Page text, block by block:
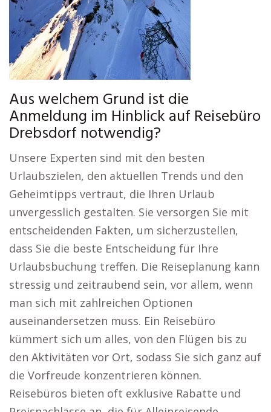
Aus welchem Grund ist die
Anmeldung im Hinblick auf Reisebüro
Drebsdorf notwendig?
Unsere Experten sind mit den besten
Urlaubszielen, den aktuellen Trends und den
Geheimtipps vertraut, die Ihren Urlaub
unvergesslich gestalten. Sie versorgen Sie mit
entscheidenden Fakten, um sicherzustellen,
dass Sie die beste Entscheidung für Ihre
Urlaubsbuchung treffen. Die Reiseplanung kann
stressig und zeitraubend sein, vor allem, wenn
man sich mit zahlreichen Optionen
auseinandersetzen muss. Ein Reisebüro
kümmert sich um alles, von den Flügen bis zu
den Aktivitäten vor Ort, sodass Sie sich ganz auf
die Vorfreude konzentrieren können.
Reisebüros bieten oft exklusive Rabatte und